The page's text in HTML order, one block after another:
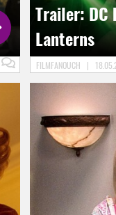
Trailer:
Lanterns
FILMFANOUCH |